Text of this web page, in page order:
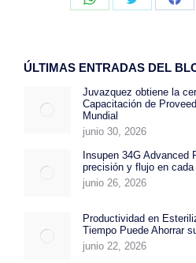
CompartirCompartir
ÚLTIMAS ENTRADAS DEL
Juvazquez obtiene la
Capacitación de
Mundial
junio 30, 2026
Insupen 34G Advanced
precisión y flujo en
junio 26, 2026
Productividad en
Tiempo Puede Ahorrar
junio 22, 2026